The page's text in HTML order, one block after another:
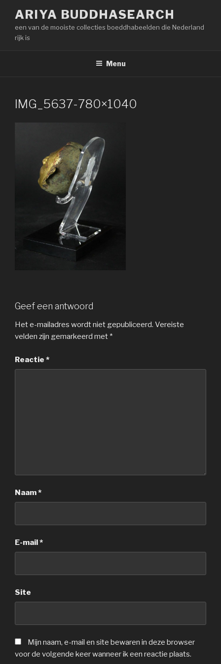
inhoud
springen
ARIYA BUDDHASEARCH
een van de mooiste collecties boeddhabeelden die Nederland
rijk is
Menu
IMG_5637-780×1040
Geef een antwoord
Het e-mailadres wordt niet gepubliceerd. Vereiste
velden zijn gemarkeerd met *
Reactie *
Naam*
E-mail*
Site
Mijn naam, e-mail en site bewaren in deze browser
voor de volgende keer wanneer ik een reactie plaats.